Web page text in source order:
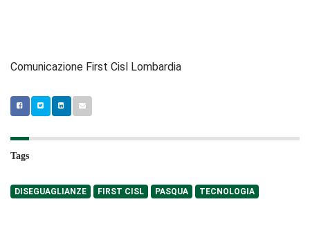
Comunicazione First Cisl Lombardia
Tags
DISEGUAGLIANZE FIRST CISL PASQUA TECNOLOGIA